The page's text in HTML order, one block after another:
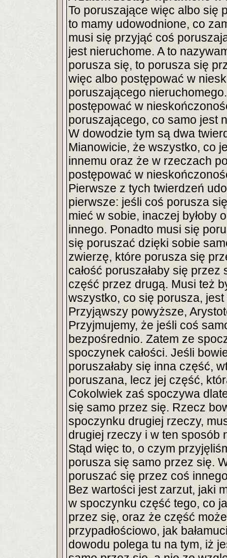
To poruszające więc albo się
to mamy udowodnione, co
musi się przyjąć coś
jest nieruchome. A to
porusza się, to porusza się
więc albo postępować w
poruszającego
postępować w
poruszającego, co samo jest
W dowodzie tym są dwa
Mianowicie, że wszystko, co
innemu oraz że w rzeczach
postępować w
Pierwsze z tych twierdzeń
pierwsze: jeśli coś porusza
mieć w sobie, inaczej byłoby
innego. Ponadto musi się
się poruszać dzięki sobie
zwierzę, które porusza się
całość poruszałaby się
część przez drugą. Musi też
wszystko, co się porusza,
Przyjąwszy powyższe,
Przyjmujemy, że jeśli coś
bezpośrednio. Zatem ze
spoczynek całości. Jeśli
poruszałaby się inna część,
poruszana, lecz jej część,
Cokolwiek zaś spoczywa
się samo przez się. Rzecz
spoczynku drugiej rzeczy,
drugiej rzeczy i w ten sposób
Stąd więc to, o czym
porusza się samo przez się.
poruszać się przez coś
Bez wartości jest zarzut, jaki
w spoczynku część tego, co
przez się, oraz że część
przypadłościowo, jak
dowodu polega tu na tym, iż